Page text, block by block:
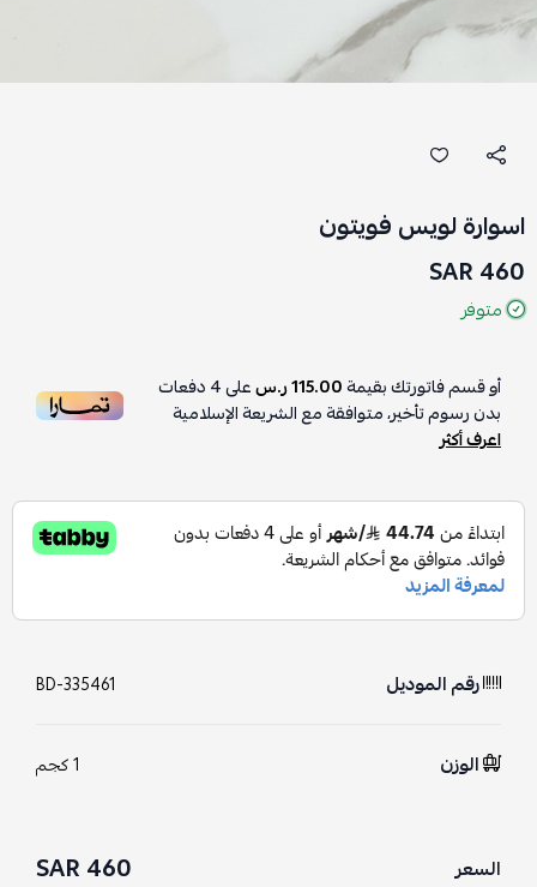
اسوارة لويس فويتون
460 SAR
متوفر
أو قسم فاتورتك بقيمة115.00 ر.س على4دفعات
بدون رسوم تأخير، متوافقة مع الشريعة الإسلامية
اعرف أكثر
رقم الموديل BD-335461
الوزن 1 كجم
السعر 460 SAR